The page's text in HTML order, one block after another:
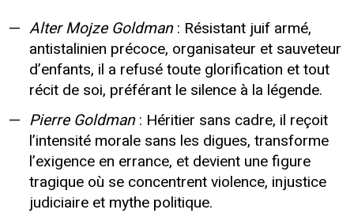
Alter Mojze Goldman: Résistant juif armé,
antistalinien précoce, organisateur et sauveteur
d’enfants, il a refusé toute glorification et tout
récit de soi, préférant le silence à la légende.
Pierre Goldman: Héritier sans cadre, il reçoit
l’intensité morale sans les digues, transforme
l’exigence en errance, et devient une figure
tragique où se concentrent violence, injustice
judiciaire et mythe politique.